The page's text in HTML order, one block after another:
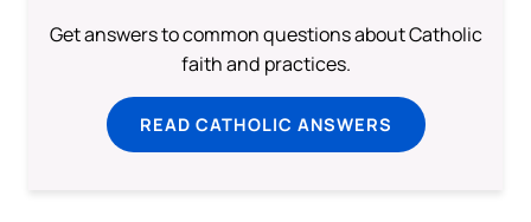
Get answers to common questions about Catholic
faith and practices.
READ CATHOLIC ANSWERS